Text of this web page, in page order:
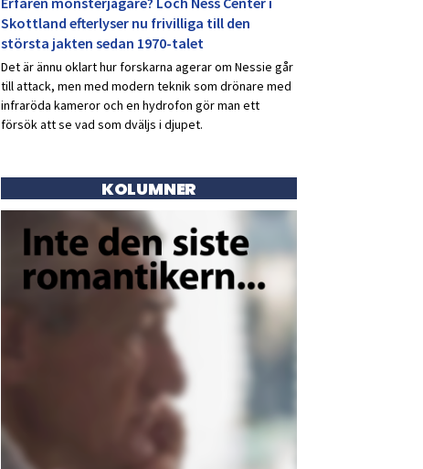
Skottland efterlyser nu frivilliga till den
största jakten sedan 1970-talet
Det är ännu oklart hur forskarna agerar om Nessie går
till attack, men med modern teknik som drönare med
infraröda kameror och en hydrofon gör man ett
försök att se vad som dväljs i djupet.
KOLUMNER